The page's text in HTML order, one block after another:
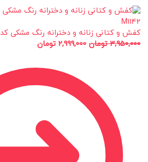
کفش و کتانی زنانه و دخترانه رنگ مشکی کد M1142
3,950,000 تومان 2,999,000 تومان